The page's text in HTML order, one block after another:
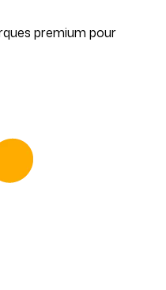
premium pour